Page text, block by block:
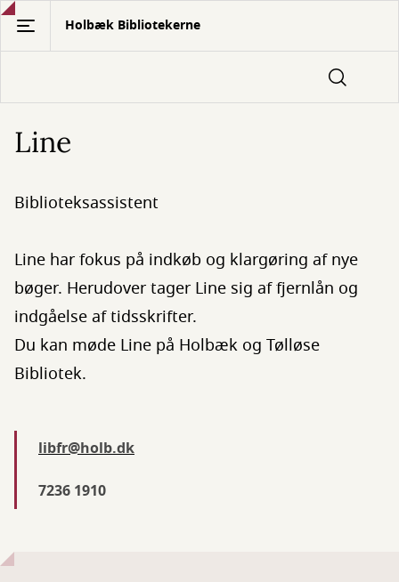
Gå
hovedindhold
Holbæk Bibliotekerne
Line
Biblioteksassistent
Line har fokus på indkøb og klargøring af nye
bøger. Herudover tager Line sig af fjernlån og
indgåelse af tidsskrifter.
Du kan møde Line på Holbæk og Tølløse
Bibliotek.
libfr@holb.dk
7236 1910